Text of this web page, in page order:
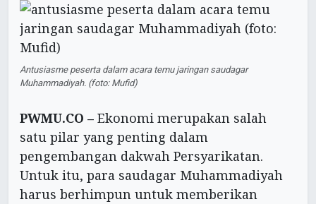
Antusiasme peserta dalam acara temu jaringan saudagar
Muhammadiyah. (foto: Mufid)
PWMU.CO – Ekonomi merupakan salah
satu pilar yang penting dalam
pengembangan dakwah Persyarikatan.
Untuk itu, para saudagar Muhammadiyah
harus berhimpun untuk memberikan